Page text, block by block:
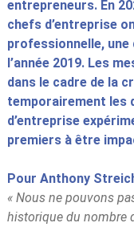
entrepreneurs. En
chefs d’entreprise
professionnelle, une
l’année 2019. Les
dans le cadre de la
temporairement les
d’entreprise
premiers à être
Pour Anthony
« Nous ne pouvons
historique du nombre